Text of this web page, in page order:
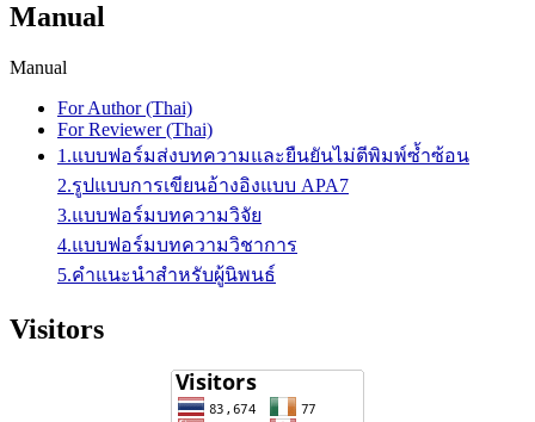
Manual
Manual
For Author (Thai)
For Reviewer (Thai)
1.แบบฟอร์มส่งบทความและยืนยันไม่ตีพิมพ์ซ้ำซ้อน
2.รูปแบบการเขียนอ้างอิงแบบ APA7
3.แบบฟอร์มบทความวิจัย
4.แบบฟอร์มบทความวิชาการ
5.คำแนะนำสำหรับผู้นิพนธ์
Visitors